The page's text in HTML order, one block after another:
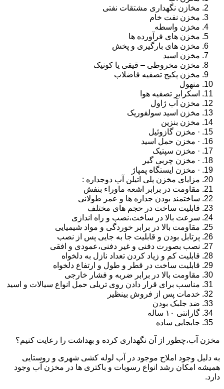
مخازن نگهداری مشتقات نفتی
مخزن نفت خام
مخزن واسطه
مخزن های فرآورده ها
مخزن های بارگیری و پخش
مخزن اسید
مخزن مخروطی – قیفی یا کونیک
مخزن پکیج تصفیه فاضلاب
منهول
اسکرابر تصفیه هوا
مخزن آب ژاول
مخزن اسید سولفوریک
مخزن بنزین
· مخزن گازوئیل
· مخزن حمل اسید
· مخزن سپتیک
· مخزن چربی گیر
· مخزن ایستگاه پمپاژ
مزایای مخزن پلی اتیلن آب دوجداره :
مقاومت در برابر اشعه ماوراء بنفش
ساختمند بودن جداره ها و عمر طولانی
قابلیت ساخت در حجم های مختلف
سرعت بالا در ساخت،نصب و راه اندازی
مقاومت بالا در برابر خوردگی و مواد شیمیایی
پرتابل بودن و قابلیت جا به جایی پس از نصب
نصب بصورت دفنی و غیر دفنی،عمودی و افقی
قابلیت کم و زیاد کردن تعداد نازل به دلخواه
قابلیت ساخت در قطر و طول و ارتفاع دلخواه
مقاومت بالا در برابر ضربه و فشار خارجی
مناسب برای قرار دادن روی تریلی حمل انواع سیالات و اسید
خدمات پس از فروش بینظیر
ضد جلبک بودن
گارانتی ۱۰ ساله
جابجایی ساده
مخزن آب،چطور از آن نگهداری کرده و بهداشت را رعایت کنیم؟
به دلیل وجود املاح موجود در آب لوله کشی شهری و روستایی
همیشه امکان رشد انواع رسوبات و باکتری ها در مخزن آب وجود
دارد.